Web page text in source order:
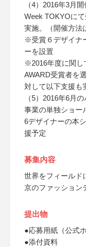
（4）2016年3月
Week TOKYOに
実施。（開催方法
※受賞６デザイナ
ーを設置
※2016年度に関し
AWARD受賞者を
対して以下支援も
（5）2016年6月
事業の単独ショー
6デザイナーの本
援予定
募集内容
世界をフィールド
京のファッション
提出物
●応募用紙（公式
●添付資料